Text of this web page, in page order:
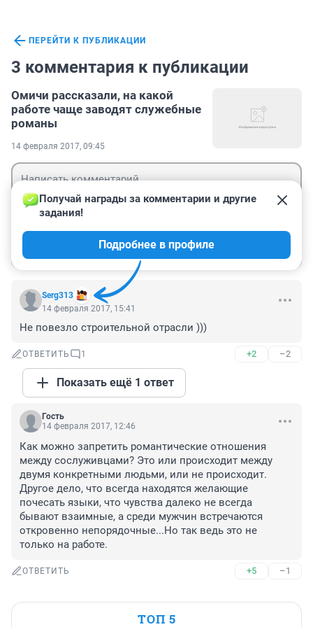
ПЕРЕЙТИ К ПУБЛИКАЦИИ
3 комментария к публикации
Омичи рассказали, на какой
работе чаще заводят служебные
романы
14 февраля 2017, 09:45
Serg313
Получай награды за комментарии и другие
задания!
Подробнее в профиле
14 февраля 2017, 15:41
Не повезло строительной отрасли )))
ОТВЕТИТЬ 1 +2 –2
Показать ещё 1 ответ
Гость
14 февраля 2017, 12:46
Как можно запретить романтические отношения
между сослуживцами? Это или происходит между
двумя конкретными людьми, или не происходит.
Другое дело, что всегда находятся желающие
почесать языки, что чувства далеко не всегда
бывают взаимные, а среди мужчин встречаются
откровенно непорядочные...Но так ведь это не
только на работе.
ОТВЕТИТЬ +5 –1
ТОП 5